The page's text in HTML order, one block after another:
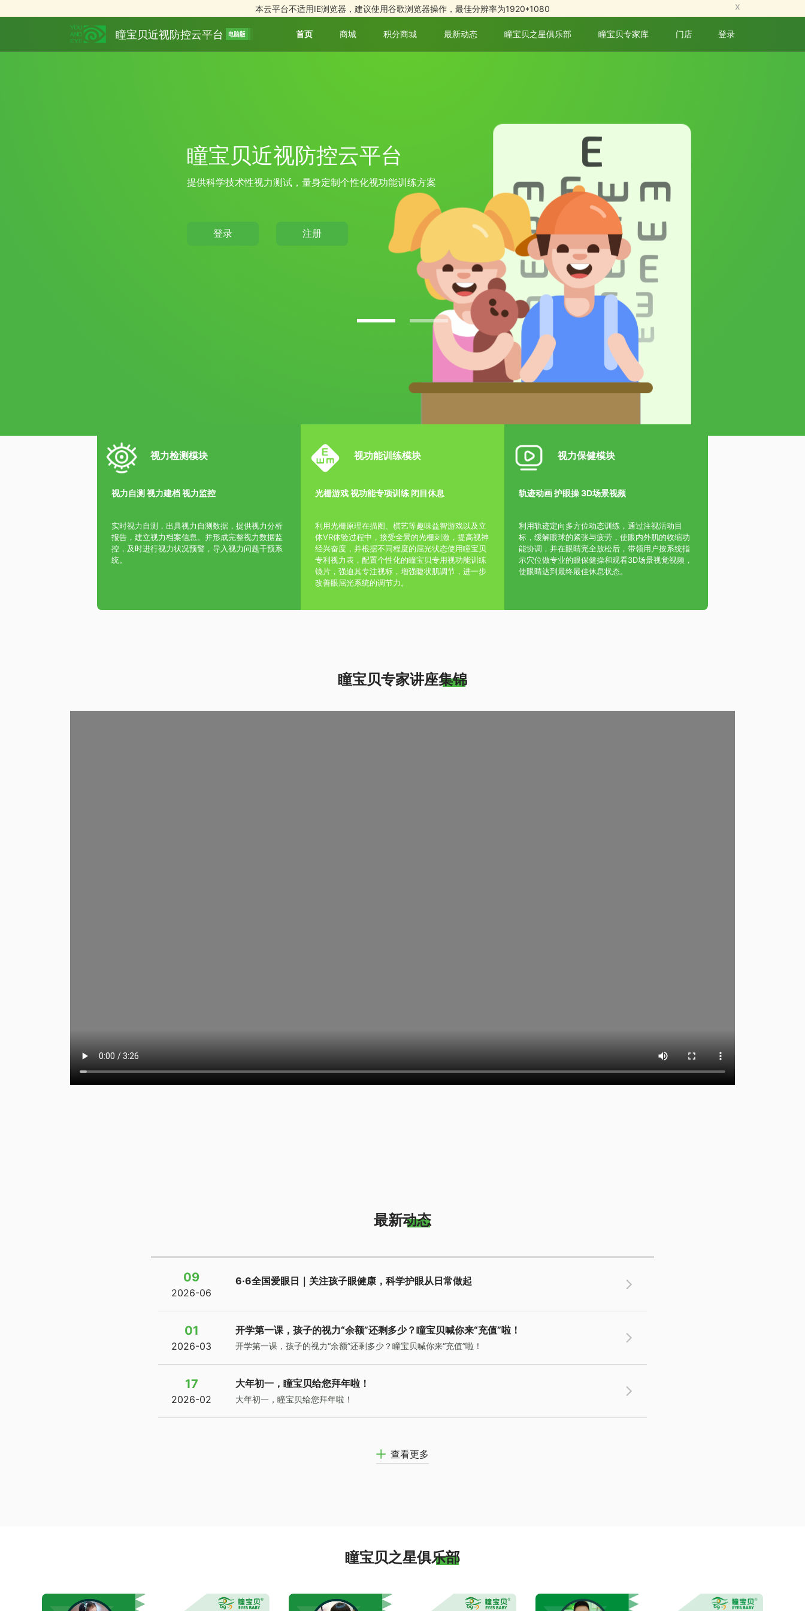
本云平台不适用IE浏览器，建议使用谷歌浏览器操作，最佳分辨率为1920*1080
瞳宝贝近视防控云平台 首页 商城 积分商城 最新动态 瞳宝贝之星俱乐部 瞳宝贝专家库 门店 登录
瞳宝贝近视防控云平台
提供科学技术性视力测试，量身定制个性化视功能训练方案
登录 注册
视力检测模块
视力自测 视力建档 视力监控
实时视力自测，出具视力自测数据，提供视力分析
报告，建立视力档案信息。并形成完整视力数据监
控，及时进行视力状况预警，导入视力问题干预系
统。
视功能训练模块
光栅游戏 视功能专项训练 闭目休息
利用光栅原理在描图、棋艺等趣味益智游戏以及立
体VR体验过程中，接受全景的光栅刺激，提高视神
经兴奋度，并根据不同程度的屈光状态使用瞳宝贝
专利视力表，配置个性化的瞳宝贝专用视功能训练
镜片，强迫其专注视标，增强睫状肌调节，进一步
改善眼屈光系统的调节力。
视力保健模块
轨迹动画 护眼操 3D场景视频
利用轨迹定向多方位动态训练，通过注视活动目
标，缓解眼球的紧张与疲劳，使眼内外肌的收缩功
能协调，并在眼睛完全放松后，带领用户按系统指
示穴位做专业的眼保健操和观看3D场景视觉视频，
使眼睛达到最终最佳休息状态。
瞳宝贝专家讲座集锦
最新动态
09
2026-06
6·6全国爱眼日｜关注孩子眼健康，科学护眼从日常做起
01
2026-03
开学第一课，孩子的视力“余额”还剩多少？瞳宝贝喊你来“充值”啦！
开学第一课，孩子的视力“余额”还剩多少？瞳宝贝喊你来“充值”啦！
17
2026-02
大年初一，瞳宝贝给您拜年啦！
大年初一，瞳宝贝给您拜年啦！
查看更多
瞳宝贝之星俱乐部